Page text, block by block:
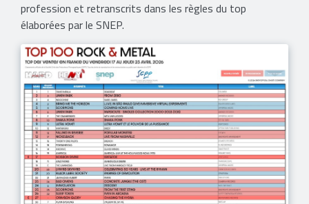
profession et retranscrits dans les règles du top
élaborées par le SNEP.